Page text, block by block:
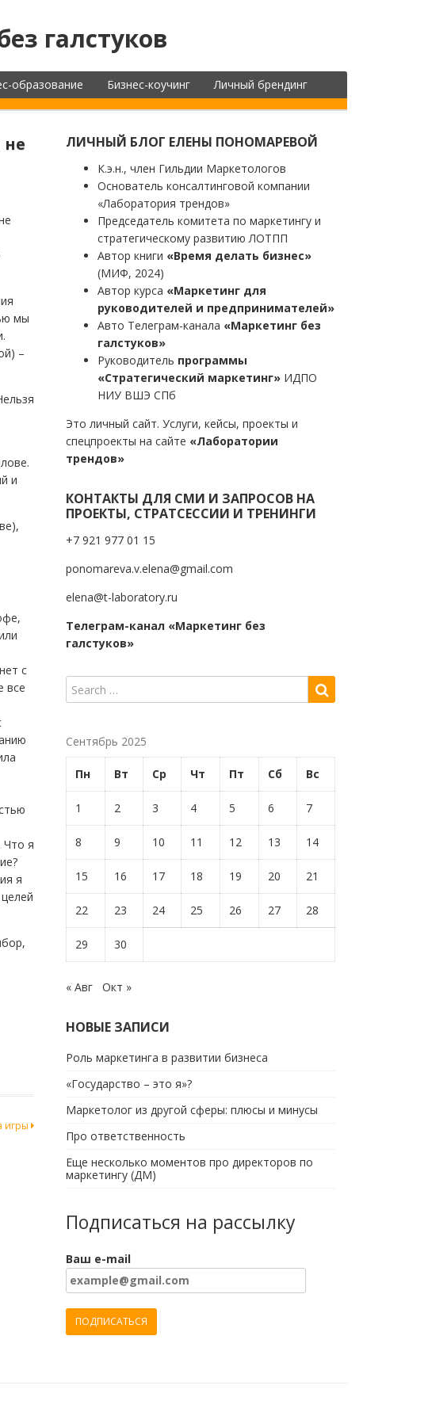
галстуков
образование Бизнес-коучинг Личный брендинг
мы
–
и
с
все
Что я
я
игры
ЛИЧНЫЙ БЛОГ ЕЛЕНЫ ПОНОМАРЕВОЙ
К.э.н., член Гильдии Маркетологов
Основатель консалтинговой компании
«Лаборатория трендов»
Председатель комитета по маркетингу и
стратегическому развитию ЛОТПП
Автор книги «Время делать бизнес»
(МИФ, 2024)
Автор курса «Маркетинг для
руководителей и предпринимателей»
Авто Телеграм-канала «Маркетинг без
галстуков»
Руководитель программы
«Стратегический маркетинг» ИДПО
НИУ ВШЭ СПб
Это личный сайт. Услуги, кейсы, проекты и
спецпроекты на сайте «Лаборатории
трендов»
КОНТАКТЫ ДЛЯ СМИ И ЗАПРОСОВ НА
ПРОЕКТЫ, СТРАТСЕССИИ И ТРЕНИНГИ
+7 921 977 01 15
ponomareva.v.elena@gmail.com
elena@t-laboratory.ru
Телеграм-канал «Маркетинг без
галстуков»
Сентябрь 2025
Пн Вт Ср Чт Пт Сб Вс
1 2 3 4 5 6 7
8 9 10 11 12 13 14
15 16 17 18 19 20 21
22 23 24 25 26 27 28
29 30
« Авг Окт »
НОВЫЕ ЗАПИСИ
Роль маркетинга в развитии бизнеса
«Государство – это я»?
Маркетолог из другой сферы: плюсы и минусы
Про ответственность
Еще несколько моментов про директоров по
маркетингу (ДМ)
Подписаться на рассылку
Ваш e-mail